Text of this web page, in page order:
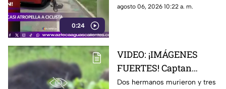
0:24
ciclovía al girar a la derecha sin
agosto 06, 2026 10:22 a. m.
VIDEO: ¡IMÁGENES
FUERTES! Captan
momento en el que dos
Dos hermanos murieron y tres